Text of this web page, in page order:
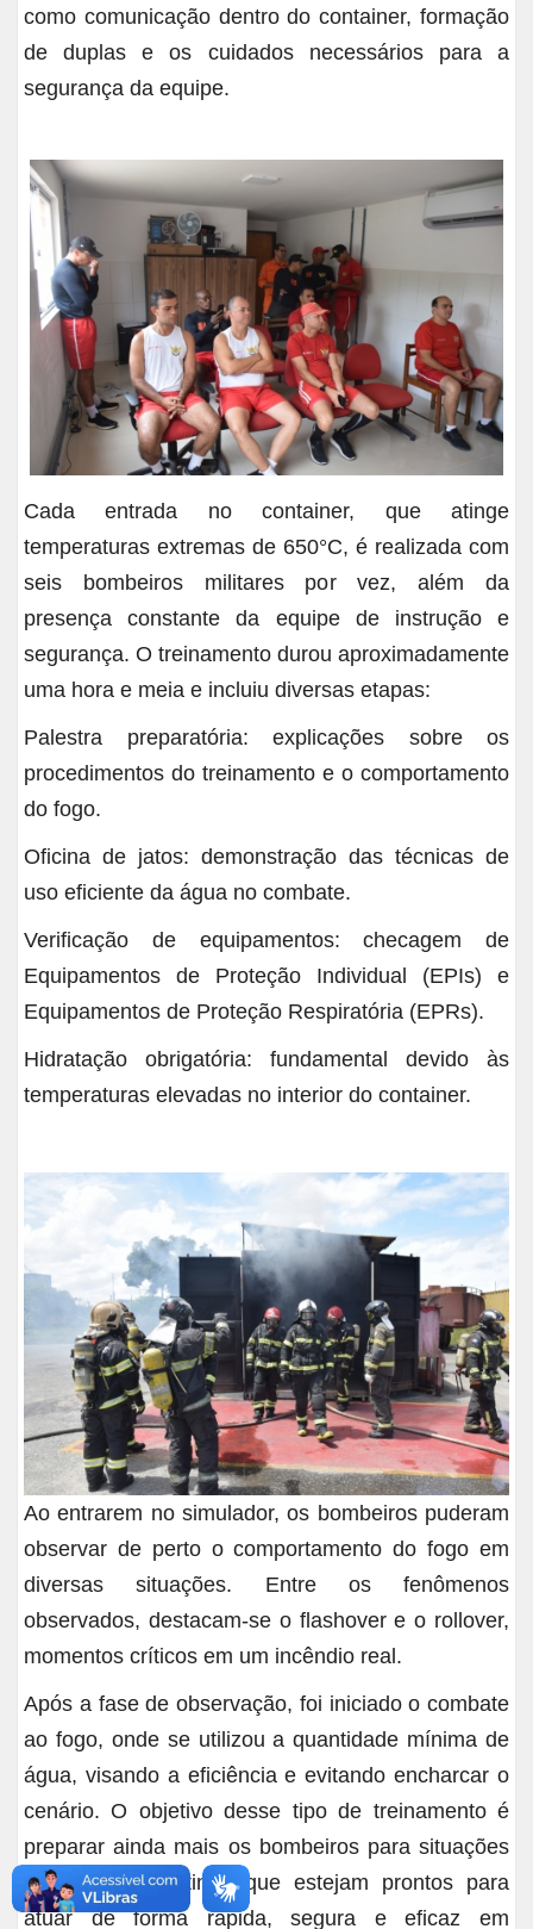
como comunicação dentro do container, formação
de duplas e os cuidados necessários para a
segurança da equipe.
Cada entrada no container, que atinge
temperaturas extremas de 650°C, é realizada com
seis bombeiros militares por vez, além da
presença constante da equipe de instrução e
segurança. O treinamento durou aproximadamente
uma hora e meia e incluiu diversas etapas:
Palestra preparatória: explicações sobre os
procedimentos do treinamento e o comportamento
do fogo.
Oficina de jatos: demonstração das técnicas de
uso eficiente da água no combate.
Verificação de equipamentos: checagem de
Equipamentos de Proteção Individual (EPIs) e
Equipamentos de Proteção Respiratória (EPRs).
Hidratação obrigatória: fundamental devido às
temperaturas elevadas no interior do container.
Ao entrarem no simulador, os bombeiros puderam
observar de perto o comportamento do fogo em
diversas situações. Entre os fenômenos
observados, destacam-se o flashover e o rollover,
momentos críticos em um incêndio real.
Após a fase de observação, foi iniciado o combate
ao fogo, onde se utilizou a quantidade mínima de
água, visando a eficiência e evitando encharcar o
cenário. O objetivo desse tipo de treinamento é
preparar ainda mais os bombeiros para situações
extremas, garantindo que estejam prontos para
atuar de forma rápida, segura e eficaz em